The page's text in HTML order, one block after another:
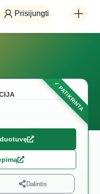
Prisijungti
Dalintis